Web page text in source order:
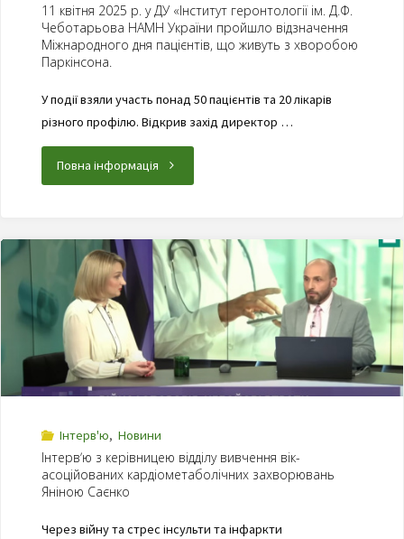
11 квітня 2025 р. у ДУ «Інститут геронтології ім. Д.Ф.
Чеботарьова НАМН України пройшло відзначення
Міжнародного дня пацієнтів, що живуть з хворобою
Паркінсона.
У події взяли участь понад 50 пацієнтів та 20 лікарів
різного профілю. Відкрив захід директор …
Повна інформація
Інтерв'ю, Новини
Інтервʼю з керівницею відділу вивчення вік-
асоційованих кардіометаболічних захворювань
Яніною Саєнко
Через війну та стрес інсульти та інфаркти